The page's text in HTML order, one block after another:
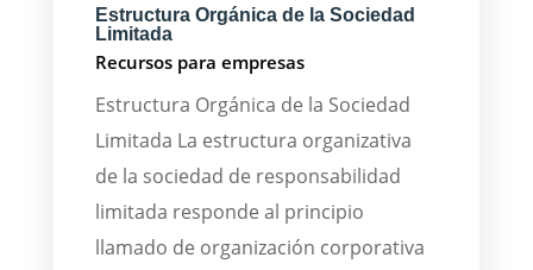
Estructura Orgánica de la Sociedad
Limitada
Recursos para empresas
Estructura Orgánica de la Sociedad
Limitada La estructura organizativa
de la sociedad de responsabilidad
limitada responde al principio
llamado de organización corporativa